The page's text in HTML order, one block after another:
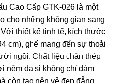
Cao Cấp GTK-026 là một
cho những không gian sang
thiết kế tinh tế, kích thước
cm), ghế mang đến sự thoải
ngồi. Chất liệu chân thép
nệm da si không chỉ đảm
còn tạo nên vẻ đẹp đẳng